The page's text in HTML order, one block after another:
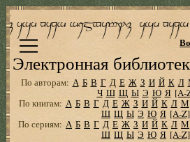
Электронная
По авторам: А Б В Г Д Е Ж З И Й К Л
Ч Ш Щ Ы Э Ю Я [A-
По книгам: А Б В Г Д Е Ж З И Й К Л М
Ш Щ Ы Э Ю Я [A-Z]
По сериям: А Б В Г Д Е Ж З И Й К Л М
Ш Щ Ы Э Ю Я [A-Z]